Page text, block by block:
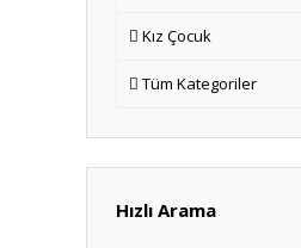
Kız Çocuk
Tüm Kategoriler
Hızlı Arama